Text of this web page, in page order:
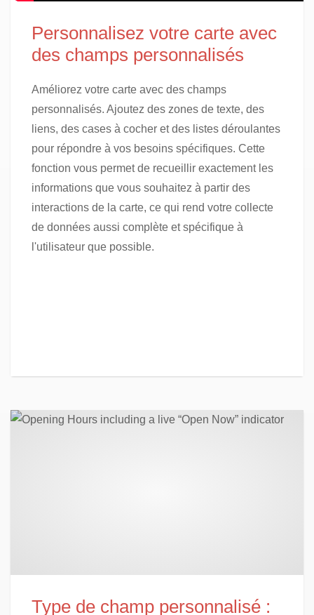
Personnalisez votre carte avec
des champs personnalisés
Améliorez votre carte avec des champs
personnalisés. Ajoutez des zones de texte, des
liens, des cases à cocher et des listes déroulantes
pour répondre à vos besoins spécifiques. Cette
fonction vous permet de recueillir exactement les
informations que vous souhaitez à partir des
interactions de la carte, ce qui rend votre collecte
de données aussi complète et spécifique à
l'utilisateur que possible.
Type de champ personnalisé :